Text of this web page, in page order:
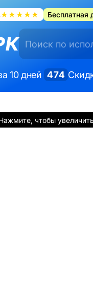
★★★★★ Бесплатная
10 дней 474
чтобы увеличить